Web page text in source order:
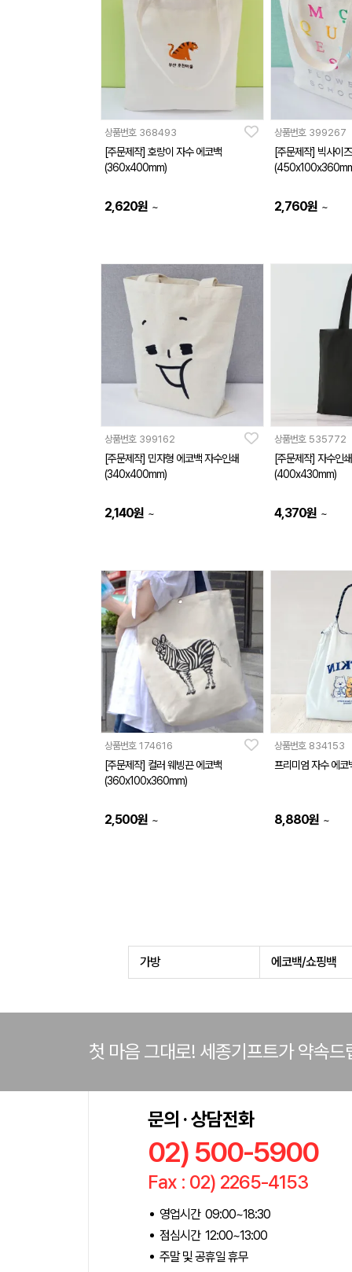
상품번호 368493
[주문제작] 호랑이 자수 에코백
(360x400mm)
2,620원 ~
상품번호 399267
[주문제작] 빅사이
2,760원 ~
상품번호 399162
[주문제작] 민자형 에코백 자수인쇄
(340x400mm)
2,140원 ~
상품번호 535772
[주문제작] 자수인
(400x430mm)
4,370원 ~
상품번호 174616
[주문제작] 컬러 웨빙끈 에코백
(360x100x360mm)
2,500원 ~
상품번호 834153
프리미엄 자수 에코
8,880원 ~
가방 에코백/쇼핑백
첫 마음 그대로! 세종기프트가 약속드
문의 · 상담전화
02) 500-5900
Fax : 02) 2265-4153
영업시간 09:00~18:30
점심시간 12:00~13:00
주말 및 공휴일 휴무